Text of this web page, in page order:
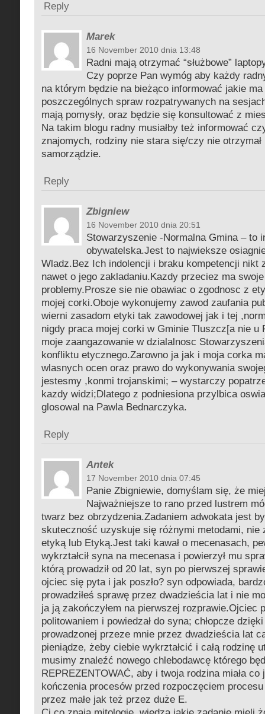
Reply
Marek
16 November 2010 dnia 13:48
Radni mają otrzymać “służbowe”
Czy poprze Pan wymóg aby każdy
na którym będzie na bieżąco informować jakie
poszczególnych spraw rozpatrywanych na
mają pomysły, oraz będzie się konsultować z
Na takim blogu radny musiałby też informować
znajomych, rodziny nie stara się/czy nie otrzymał
samorządzie.
Reply
Zbigniew
16 November 2010 dnia 20:51
Stowarzyszenie -Normalna Gmina – to
obywatelska.Jest to najwieksze
Wladz.Bez Ich indolencji i braku kompetencji nikt
nawet o jego zakladaniu.Kazdy przeciez ma
problemy.Prosze sie nie obawiac o zgodnosc z
mojej corki.Oboje wykonujemy zawod zaufania
wierni zasadom etyki tak zawodowej jak i tej
nigdy praca mojej corki w Gminie Tluszcz[a nie u
moje zaangazowanie w dzialalnosc
konfliktu etycznego.Zarowno ja jak i moja corka
wlasnych ocen oraz prawo do wykonywania
jestesmy ,konmi trojanskimi; – wystarczy
kazdy widzi;Dlatego z podniesiona przylbica
glosowal na Pawla Bednarczyka.
Reply
Antek
17 November 2010 dnia 07:45
Panie Zbigniewie, domyślam się, że
Najważniejsze to rano przed lustrem
twarz bez obrzydzenia.Zadaniem adwokata jest
skuteczność uzyskuje się różnymi metodami, nie
etyką lub Etyką.Jest taki kawał o mecenasach,
wykrztałcił syna na mecenasa i powierzył mu
którą prowadził od 20 lat, syn po pierwszej
ojciec się pyta i jak poszło? syn odpowiada,
prowadziłeś sprawę przez dwadzieścia lat i nie
ja ją zakończyłem na pierwszej rozprawie.Ojciec
politowaniem i powiedzał do syna; chłopcze
prowadzonej przeze mnie przez dwadzieścia lat
pieniądze, żeby ciebie wykrztałcić i całą rodzinę
musimy znaleźć nowego chlebodawcę którego
REPREZENTOWAĆ, aby i twoja rodzina miała
kończenia procesów przed rozpoczęciem
przez małe jak też przez duże E.